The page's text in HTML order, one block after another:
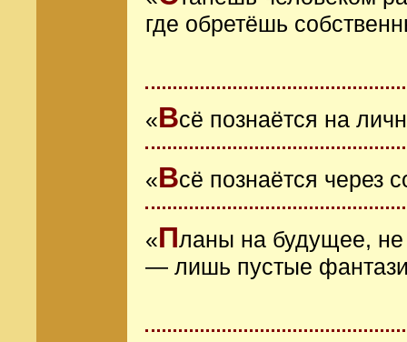
где обретёшь
«Всё познаётся на
«Всё познаётся через
«Планы на будущее, не
— лишь пустые